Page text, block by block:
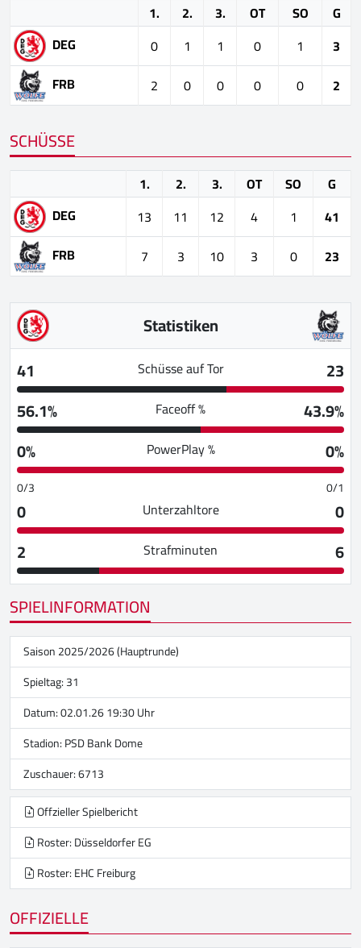
1. 2. 3. OT SO
G
DEG
0 1 1 0 1
3
FRB
2 0 0 0 0 2
SCHÜSSE
1. 2. 3. OT SO
G
DEG
13 11 12 4 1
41
FRB
7 3 10 3 0 23
Statistiken
41
Schüsse auf Tor
23
56.1%
Faceoff %
43.9%
0%
PowerPlay % 0%
0/3 0/1
0 Unterzahltore
0
2
Strafminuten
6
SPIELINFORMATION
Saison 2025/2026 (Hauptrunde)
Spieltag: 31
Datum: 02.01.26 19:30 Uhr
Stadion:PSD Bank Dome
Zuschauer: 6713
Offzieller Spielbericht
Roster: Düsseldorfer EG
Roster: EHC Freiburg
OFFIZIELLE